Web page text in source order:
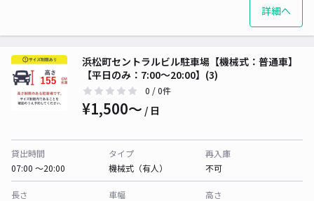
詳細へ
浜松町セントラルビル駐車場【機械式：普通車】
【平日のみ：7:00～20:00】(3)
0 / 0件
¥1,500〜 / 日
貸出時間
07:00 〜20:00
タイプ
機械式（有人）
再入庫
不可
長さ
車幅
高さ